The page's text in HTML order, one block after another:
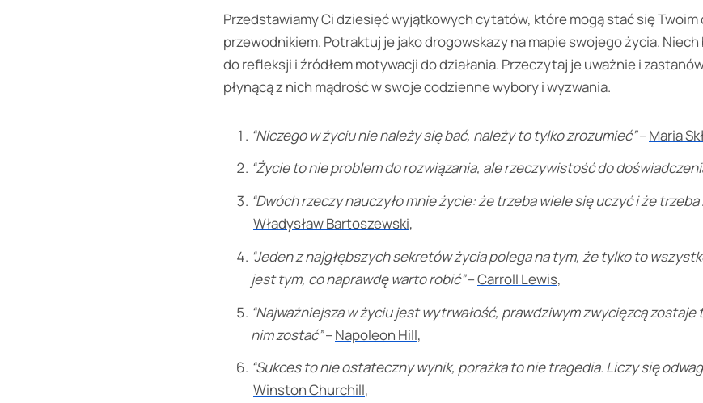
Przedstawiamy Ci dziesięć wyjątkowych cytatów, które mogą stać się
przewodnikiem. Potraktuj je jako drogowskazy na mapie swojego życia.
do refleksji i źródłem motywacji do działania. Przeczytaj je uważnie i
płynącą z nich mądrość w swoje codzienne wybory i wyzwania.
“Niczego w życiu nie należy się bać, należy to tylko zrozumieć”–Maria
“Życie to nie problem do rozwiązania, ale rzeczywistość do
“Dwóch rzeczy nauczyło mnie życie: że trzeba wiele się uczyć i że trzeba
Władysław Bartoszewski,
“Jeden z najgłębszych sekretów życia polega na tym, że tylko to
jest tym, co naprawdę warto robić”–Carroll Lewis,
“Najważniejsza w życiu jest wytrwałość, prawdziwym zwycięzcą
nim zostać”–Napoleon Hill,
“Sukces to nie ostateczny wynik, porażka to nie tragedia. Liczy się
Winston Churchill,